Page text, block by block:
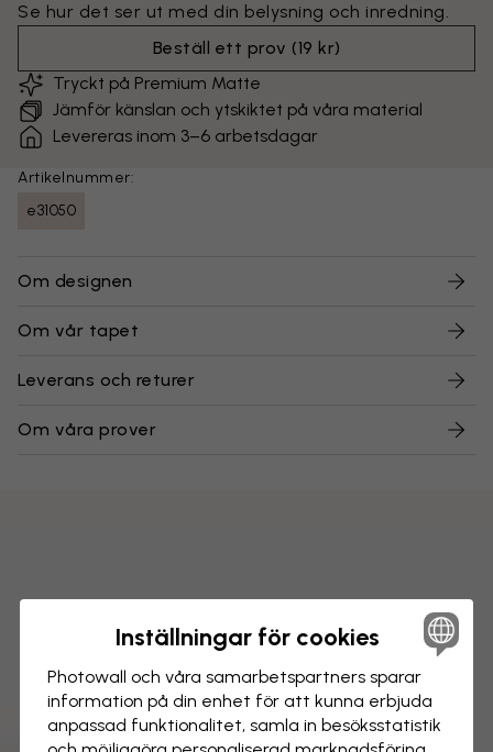
Se hur det ser ut med din belysning och inredning.
Beställ ett prov (19 kr)
Tryckt på Premium Matte
Jämför känslan och ytskiktet på våra material
Levereras inom 3–6 arbetsdagar
Artikelnummer:
e31050
Om designen
Om vår tapet
Leverans och returer
Om våra prover
Inställningar för cookies
Photowall och våra samarbets­partners sparar
information på din enhet för att kunna erbjuda
anpassad funktionalitet, samla in besöks­statistik